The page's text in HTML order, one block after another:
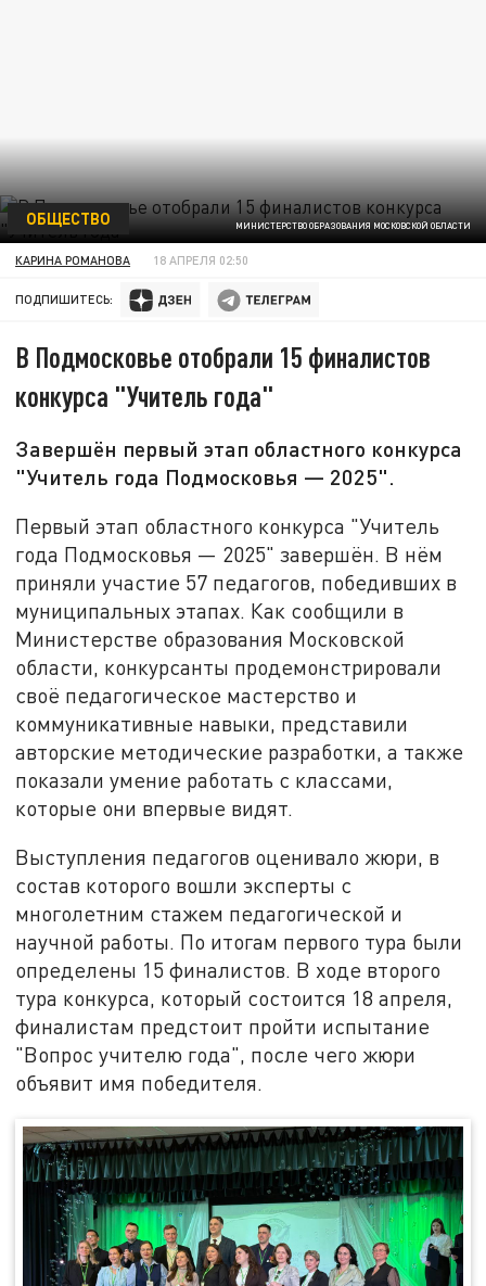
МИНИСТЕРСТВО ОБРАЗОВАНИЯ МОСКОВСКОЙ ОБЛАСТИ
ОБЩЕСТВО
КАРИНА РОМАНОВА 18 АПРЕЛЯ 02:50
ПОДПИШИТЕСЬ:
В Подмосковье отобрали 15 финалистов
конкурса "Учитель года"
Завершён первый этап областного конкурса
"Учитель года Подмосковья — 2025".
Первый этап областного конкурса "Учитель
года Подмосковья — 2025" завершён. В нём
приняли участие 57 педагогов, победивших в
муниципальных этапах. Как сообщили в
Министерстве образования Московской
области, конкурсанты продемонстрировали
своё педагогическое мастерство и
коммуникативные навыки, представили
авторские методические разработки, а также
показали умение работать с классами,
которые они впервые видят.
Выступления педагогов оценивало жюри, в
состав которого вошли эксперты с
многолетним стажем педагогической и
научной работы. По итогам первого тура были
определены 15 финалистов. В ходе второго
тура конкурса, который состоится 18 апреля,
финалистам предстоит пройти испытание
"Вопрос учителю года", после чего жюри
объявит имя победителя.